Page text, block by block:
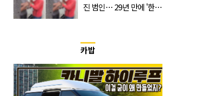
진 범인… 29년 만에 '한
카밥